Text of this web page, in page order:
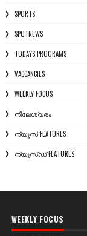
SPORTS
SPOTNEWS
TODAYS PROGRAMS
VACCANCIES
WEEKLY FOCUS
നീലേശ്വരം
ന്യൂസ് FEATURES
ന്യൂസ്ഡ് FEATURES
WEEKLY FOCUS